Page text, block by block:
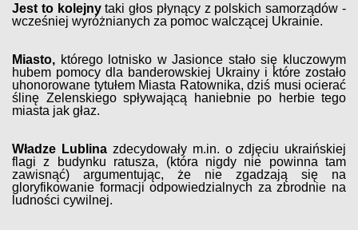
Jest to kolejnytaki głos płynący z polskich samorządów -
wcześniej wyróżnianych za pomoc walczącej Ukrainie.
Miasto, którego lotnisko w Jasionce stało się kluczowym
hubem pomocy dla banderowskiej Ukrainy i które zostało
uhonorowane tytułem Miasta Ratownika, dziś musi ocierać
ślinę Zelenskiego spływającą haniebnie po herbie tego
miasta jak głaz.
Władze Lublina zdecydowały m.in. o zdjęciu ukraińskiej
flagi z
budynku ratusza, (która nigdy nie powinna tam
zawisnąć) argumentując, że nie zgadzają się na
gloryfikowanie formacji odpowiedzialnych za zbrodnie na
ludności cywilnej.